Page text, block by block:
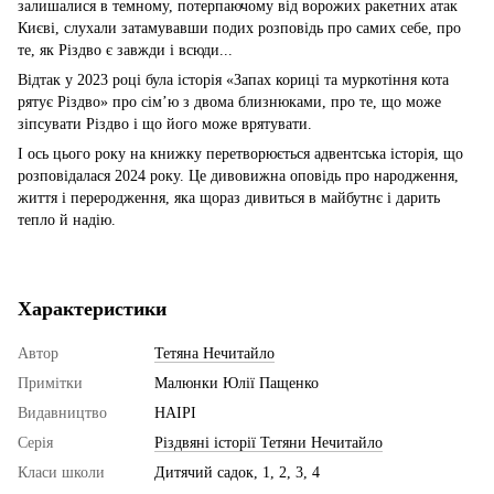
залишалися в темному, потерпаючому від ворожих ракетних атак
Києві, слухали затамувавши подих розповідь про самих себе, про
те, як Різдво є завжди і всюди...
Відтак у 2023 році була історія «Запах кориці та муркотіння кота
рятує Різдво» про сім’ю з двома близнюками, про те, що може
зіпсувати Різдво і що його може врятувати.
І ось цього року на книжку перетворюється адвентська історія, що
розповідалася 2024 року. Це дивовижна оповідь про народження,
життя і переродження, яка щораз дивиться в майбутнє і дарить
тепло й надію.
Характеристики
Автор
Тетяна Нечитайло
Примітки
Малюнки Юлії Пащенко
Видавництво
НАІРІ
Серія
Різдвяні історії Тетяни Нечитайло
Класи школи
Дитячий садок, 1, 2, 3, 4